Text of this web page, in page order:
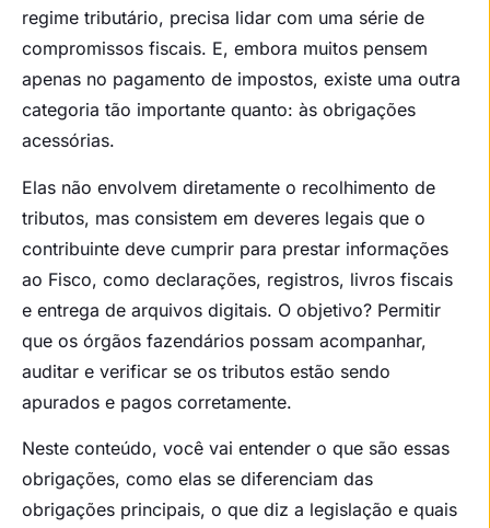
regime tributário, precisa lidar com uma série de
compromissos fiscais. E, embora muitos pensem
apenas no pagamento de impostos, existe uma outra
categoria tão importante quanto: às obrigações
acessórias.
Elas não envolvem diretamente o recolhimento de
tributos, mas consistem em deveres legais que o
contribuinte deve cumprir para prestar informações
ao Fisco, como declarações, registros, livros fiscais
e entrega de arquivos digitais. O objetivo? Permitir
que os órgãos fazendários possam acompanhar,
auditar e verificar se os tributos estão sendo
apurados e pagos corretamente.
Neste conteúdo, você vai entender o que são essas
obrigações, como elas se diferenciam das
obrigações principais, o que diz a legislação e quais